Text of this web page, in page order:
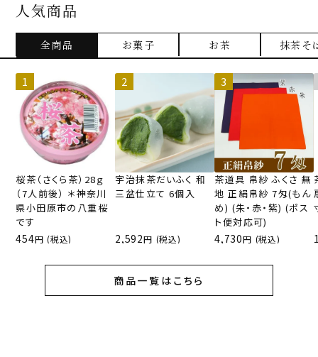
人気商品
全商品 お菓子 お茶 抹茶そ
桜茶（さくら茶）28ｇ
（7人前後） ＊神奈川
県小田原市の八重桜
です
454 (税込)
宇治抹茶だいふく 和
三盆仕立て 6個入
2,592 (税込)
茶道具 帛紗 ふくさ 無
地 正絹帛紗 7匁(もん
め) (朱・赤・紫) (ポス
ト便対応可)
4,730 (税込)
商品一覧はこちら